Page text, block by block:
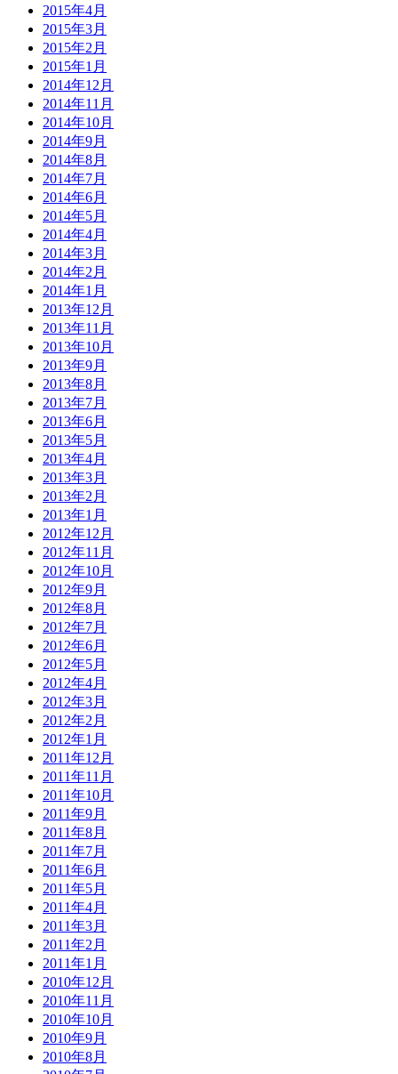
2015年4月
2015年3月
2015年2月
2015年1月
2014年12月
2014年11月
2014年10月
2014年9月
2014年8月
2014年7月
2014年6月
2014年5月
2014年4月
2014年3月
2014年2月
2014年1月
2013年12月
2013年11月
2013年10月
2013年9月
2013年8月
2013年7月
2013年6月
2013年5月
2013年4月
2013年3月
2013年2月
2013年1月
2012年12月
2012年11月
2012年10月
2012年9月
2012年8月
2012年7月
2012年6月
2012年5月
2012年4月
2012年3月
2012年2月
2012年1月
2011年12月
2011年11月
2011年10月
2011年9月
2011年8月
2011年7月
2011年6月
2011年5月
2011年4月
2011年3月
2011年2月
2011年1月
2010年12月
2010年11月
2010年10月
2010年9月
2010年8月